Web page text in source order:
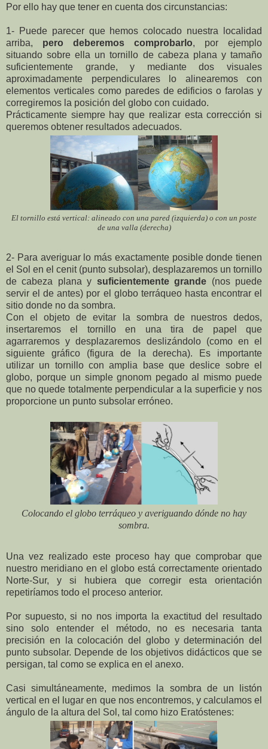
Por ello hay que tener en cuenta dos circunstancias:
1- Puede parecer que hemos colocado nuestra localidad
arriba, pero deberemos comprobarlo, por ejemplo
situando sobre ella un tornillo de cabeza plana y tamaño
suficientemente grande, y mediante dos visuales
aproximadamente perpendiculares lo alinearemos con
elementos verticales como paredes de edificios o farolas y
corregiremos la posición del globo con cuidado.
Prácticamente siempre hay que realizar esta corrección si
queremos obtener resultados adecuados.
El tornillo está vertical: alineado con una pared (izquierda) o con un poste
de una valla (derecha)
2- Para averiguar lo más exactamente posible donde tienen
el Sol en el cenit (punto subsolar), desplazaremos un tornillo
de cabeza plana y suficientemente grande (nos puede
servir el de antes) por el globo terráqueo hasta encontrar el
sitio donde no da sombra.
Con el objeto de evitar la sombra de nuestros dedos,
insertaremos el tornillo en una tira de papel que
agarraremos y desplazaremos deslizándolo (como en el
siguiente gráfico (figura de la derecha). Es importante
utilizar un tornillo con amplia base que deslice sobre el
globo, porque un simple gnonom pegado al mismo puede
que no quede totalmente perpendicular a la superficie y nos
proporcione un punto subsolar erróneo.
Colocando el globo terráqueo y averiguando dónde no hay
sombra.
Una vez realizado este proceso hay que comprobar que
nuestro meridiano en el globo está correctamente orientado
Norte-Sur, y si hubiera que corregir esta orientación
repetiríamos todo el proceso anterior.
Por supuesto, si no nos importa la exactitud del resultado
sino solo entender el método, no es necesaria tanta
precisión en la colocación del globo y determinación del
punto subsolar. Depende de los objetivos didácticos que se
persigan, tal como se explica en el anexo.
Casi simultáneamente, medimos la sombra de un listón
vertical en el lugar en que nos encontremos, y calculamos el
ángulo de la altura del Sol, tal como hizo Eratóstenes: